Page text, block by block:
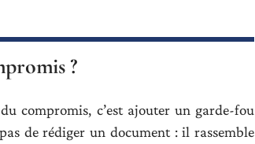
?
compromis, c’est ajouter un garde-fou
de rédiger un document : il rassemble